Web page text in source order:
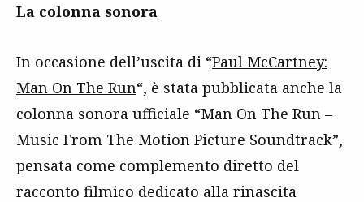
La colonna sonora
In occasione dell’uscita di “Paul McCartney:
Man On The Run“, è stata pubblicata anche la
colonna sonora ufficiale “Man On The Run –
Music From The Motion Picture Soundtrack”,
pensata come complemento diretto del
racconto filmico dedicato alla rinascita